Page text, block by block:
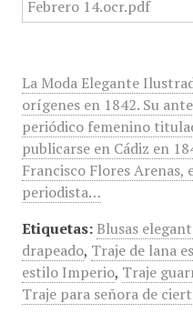
La Moda Elegante
orígenes en 1842. Su
periódico femenino
publicarse en Cádiz en
Francisco Flores Arenas,
periodista…
Etiquetas: Blusas
drapeado, Traje de lana
estilo Imperio, Traje
Traje para señora de